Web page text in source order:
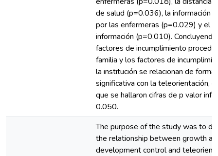
de salud (p=0.036), la información
por las enfermeras (p=0.029) y el
información (p=0.010).
factores de incumplimiento
familia y los factores de
la institución se relacionan de forma
significativa con la teleorientación,
que se hallaron cifras de p valor
0.050.
The purpose of the study was to
the relationship between growth
development control and